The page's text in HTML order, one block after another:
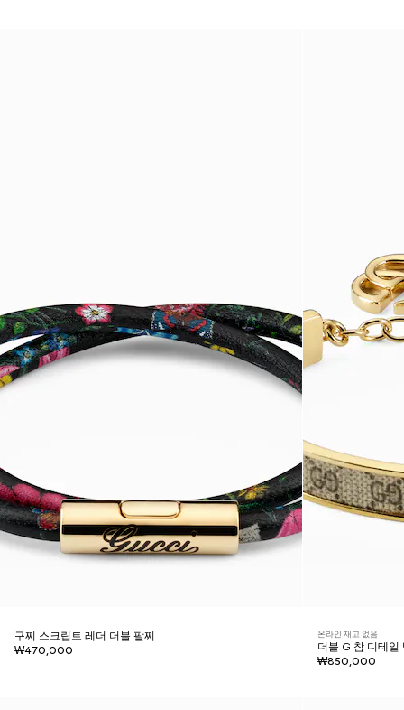
구찌 스크립트 레더 더블 팔찌
₩470,000
온라인 재고 없음
더블 G 참 디테일
₩850,000